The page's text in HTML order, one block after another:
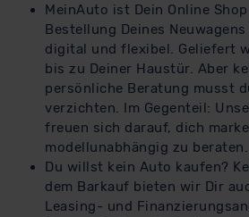
MeinAuto ist Dein Online
Bestellung Deines
digital und flexibel. Geliefert
bis zu Deiner Haustür. Aber
persönliche Beratung musst
verzichten. Im Gegenteil:
freuen sich darauf, dich
modellunabhängig zu
Du willst kein Auto kaufen?
dem Barkauf bieten wir Dir
Leasing- und